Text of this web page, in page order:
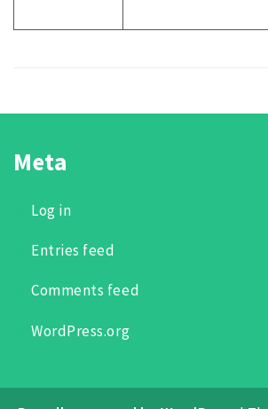
Meta
Log in
Entries feed
Comments feed
WordPress.org